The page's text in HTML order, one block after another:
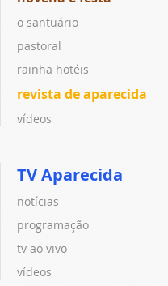
o santuário
pastoral
rainha hotéis
revista de aparecida
vídeos
TV Aparecida
notícias
programação
tv ao vivo
vídeos